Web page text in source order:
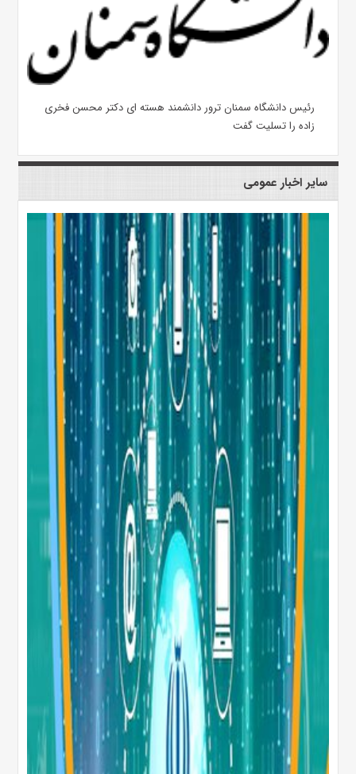
رئیس دانشگاه سمنان ترور دانشمند هسته ای دکتر محسن فخری
زاده را تسلیت گفت
سایر اخبار عمومی